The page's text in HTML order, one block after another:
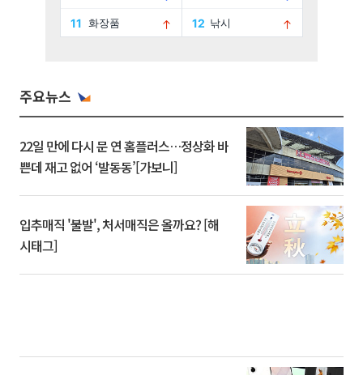
주요뉴스
22일 만에 다시 문 연 홈플러스…정상화 바
쁜데 재고 없어 ‘발동동’[가보니]
입추매직 '불발', 처서매직은 올까요? [해
시태그]